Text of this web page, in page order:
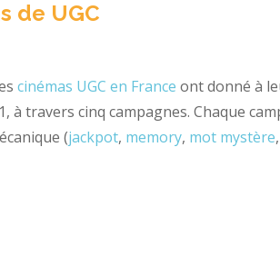
de UGC
cinémas UGC en France ont donné à
à travers cinq campagnes. Chaque
(jackpot, memory, mot mystère